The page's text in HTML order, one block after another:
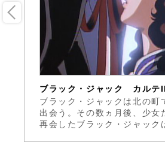
ブラック・ジャック カルテ
ブラック・ジャックは北の町
出会う。その数ヵ月後、少女
再会したブラック・ジャック